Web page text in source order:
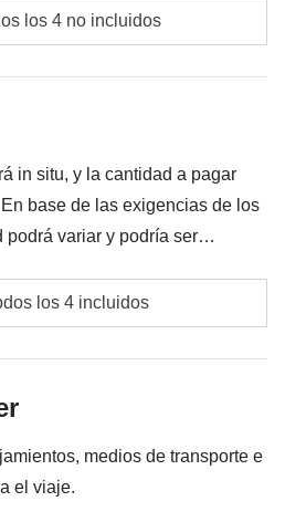
no estén indicadas
en la sección "Qué está
los 4 no incluidos
in situ, y la cantidad a pagar
base de las exigencias de los
podrá variar y podría ser
no utilizada.
y la parte que le
los 4 incluidos
medios de transporte e
el viaje.